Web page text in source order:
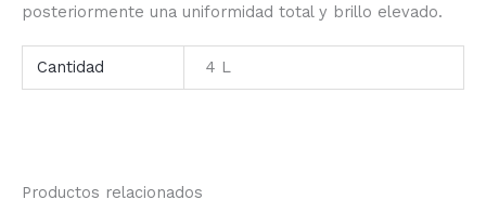
posteriormente una uniformidad total y brillo elevado.
Cantidad 4 L
Productos relacionados